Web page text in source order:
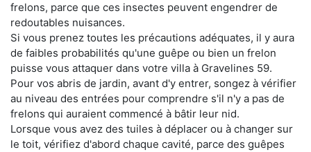
frelons, parce que ces insectes peuvent engendrer de
redoutables nuisances.
Si vous prenez toutes les précautions adéquates, il y aura
de faibles probabilités qu'une guêpe ou bien un frelon
puisse vous attaquer dans votre villa à Gravelines 59.
Pour vos abris de jardin, avant d'y entrer, songez à vérifier
au niveau des entrées pour comprendre s'il n'y a pas de
frelons qui auraient commencé à bâtir leur nid.
Lorsque vous avez des tuiles à déplacer ou à changer sur
le toit, vérifiez d'abord chaque cavité, parce des guêpes